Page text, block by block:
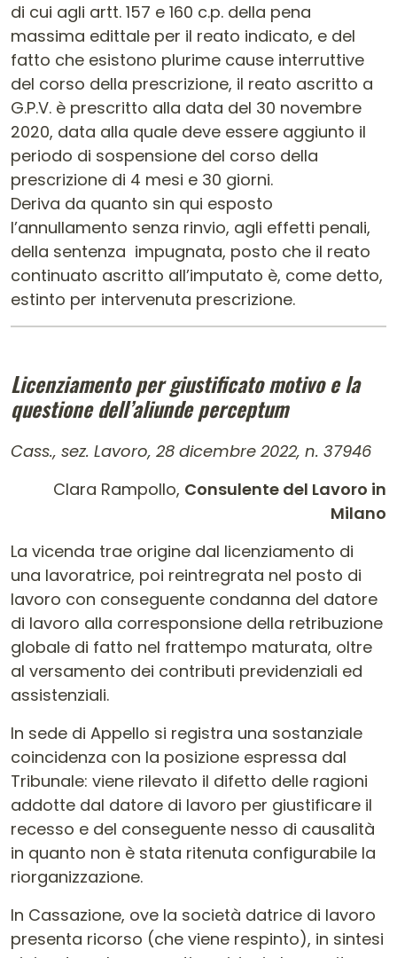
di cui agli artt. 157 e 160 c.p. della pena
massima edittale per il reato indicato, e del
fatto che esistono plurime cause interruttive
del corso della prescrizione, il reato ascritto a
G.P.V. è prescritto alla data del 30 novembre
2020, data alla quale deve essere aggiunto il
periodo di sospensione del corso della
prescrizione di 4 mesi e 30 giorni.
Deriva da quanto sin qui esposto
l’annullamento senza rinvio, agli effetti penali,
della sentenza impugnata, posto che il reato
continuato ascritto all’imputato è, come detto,
estinto per intervenuta prescrizione.
Licenziamento per giustificato motivo e la
questione dell’aliunde perceptum
Cass., sez. Lavoro, 28 dicembre 2022, n. 37946
Clara Rampollo, Consulente del Lavoro in
Milano
La vicenda trae origine dal licenziamento di
una lavoratrice, poi reintregrata nel posto di
lavoro con conseguente condanna del datore
di lavoro alla corresponsione della retribuzione
globale di fatto nel frattempo maturata, oltre
al versamento dei contributi previdenziali ed
assistenziali.
In sede di Appello si registra una sostanziale
coincidenza con la posizione espressa dal
Tribunale: viene rilevato il difetto delle ragioni
addotte dal datore di lavoro per giustificare il
recesso e del conseguente nesso di causalità
in quanto non è stata ritenuta configurabile la
riorganizzazione.
In Cassazione, ove la società datrice di lavoro
presenta ricorso (che viene respinto), in sintesi